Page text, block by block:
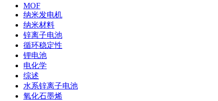
MOF
纳米发电机
纳米材料
锌离子电池
循环稳定性
锂电池
电化学
综述
水系锌离子电池
氧化石墨烯